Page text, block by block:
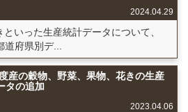
2024.04.29
いった生産統計データについて、
府県別デ...
産の穀物、野菜、果物、花きの生産
タの追加
2023.04.06